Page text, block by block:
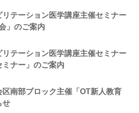
テーション医学講座主催セミナー
」のご案内
テーション医学講座主催セミナー
ミナー」のご案内
南部ブロック主催「OT新人教育
せ